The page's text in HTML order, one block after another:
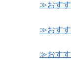
≫おすす
≫おすす
≫おすす